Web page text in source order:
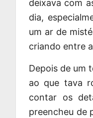
deixava com
dia,
um ar de
criando entre
Depois de um
ao que tava
contar os
preencheu de